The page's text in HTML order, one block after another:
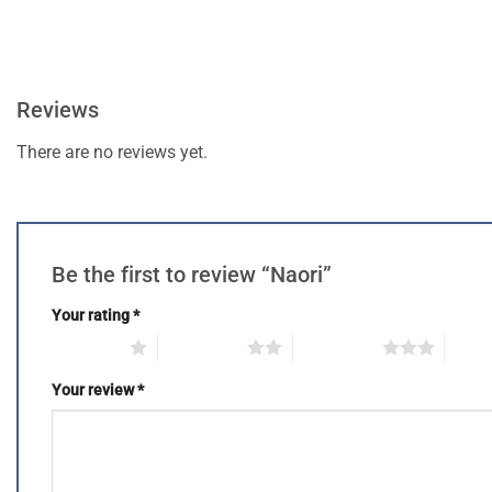
Reviews
There are no reviews yet.
Be the first to review “Naori”
Your rating*
Your review*